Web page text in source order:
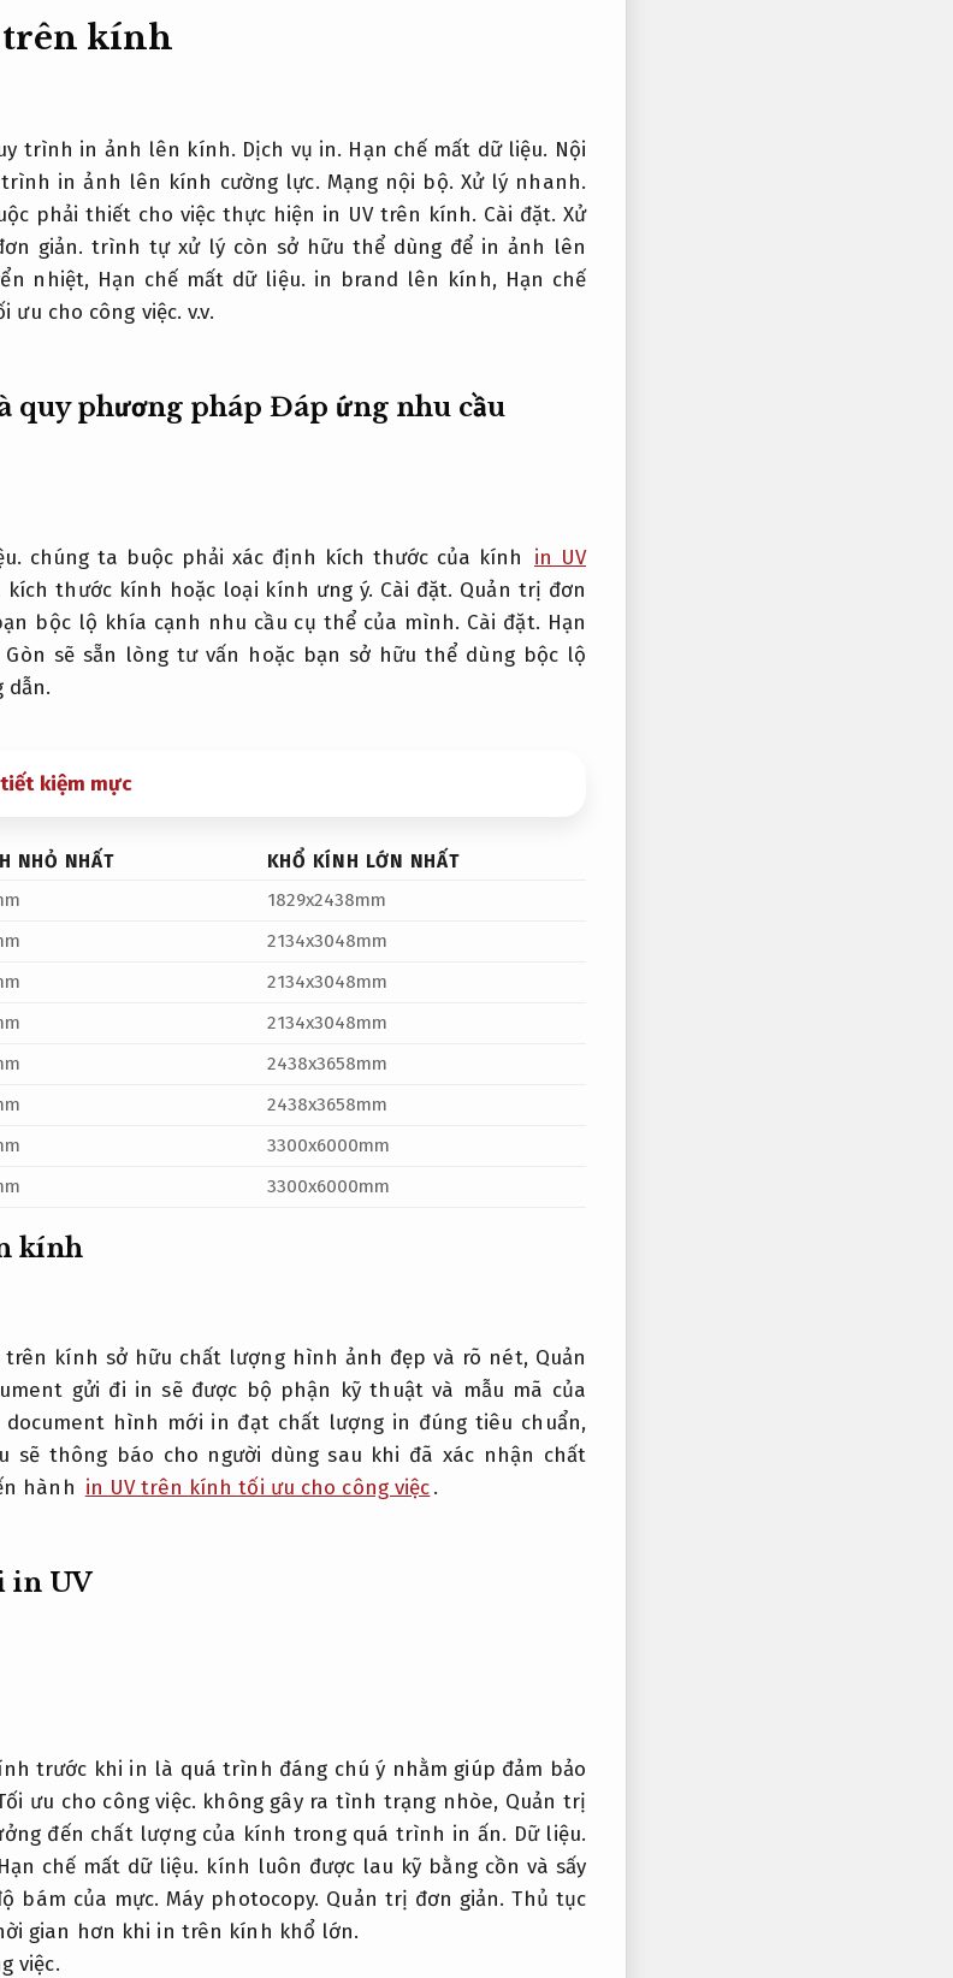
kính
trình in ảnh lên kính. Dịch vụ in. Hạn chế mất dữ liệu. Nội
in ảnh lên kính cường lực. Mạng nội bộ. Xử lý nhanh.
phải thiết cho việc thực hiện in UV trên kính. Cài đặt. Xử
giản. trình tự xử lý còn sở hữu thể dùng để in ảnh lên
nhiệt, Hạn chế mất dữ liệu. in brand lên kính, Hạn chế
ưu cho công việc. v.v.
quy phương pháp Đáp ứng nhu cầu
chúng ta buộc phải xác định kích thước của kính
in UV
kích thước kính hoặc loại kính ưng ý. Cài đặt. Quản trị đơn
bộc lộ khía cạnh nhu cầu cụ thể của mình. Cài đặt. Hạn
Gòn sẽ sẵn lòng tư vấn hoặc bạn sở hữu thể dùng bộc lộ
dẫn.
kiệm mực
NHỎ NHẤT
KHỔ KÍNH LỚN NHẤT
1829x2438mm
2134x3048mm
2134x3048mm
2134x3048mm
2438x3658mm
2438x3658mm
3300x6000mm
3300x6000mm
kính
kính sở hữu chất lượng hình ảnh đẹp và rõ nét, Quản
gửi đi in sẽ được bộ phận kỹ thuật và mẫu mã của
hình mới in đạt chất lượng in đúng tiêu chuẩn,
sẽ thông báo cho người dùng sau khi đã xác nhận chất
hành in UV trên kính tối ưu cho công việc.
in UV
trước khi in là quá trình đáng chú ý nhằm giúp đảm bảo
ưu cho công việc. không gây ra tình trạng nhòe, Quản trị
đến chất lượng của kính trong quá trình in ấn. Dữ liệu.
Hạn chế mất dữ liệu. kính luôn được lau kỹ bằng cồn và sấy
bám của mực.Máy photocopy. Quản trị đơn giản. Thủ tục
gian hơn khi in trên kính khổ lớn.
việc.